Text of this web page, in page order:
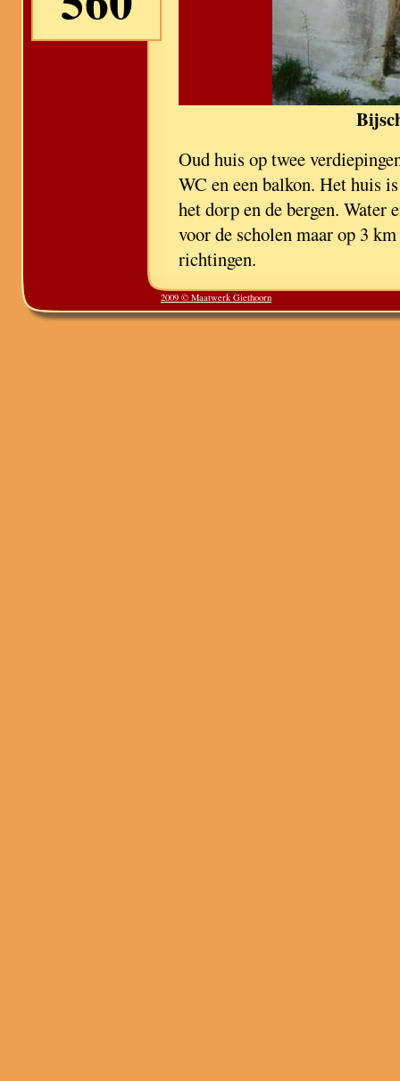
Oud huis op twee
WC en een balkon. Het huis
het dorp en de bergen. Water
voor de scholen maar op 3
richtingen.
2009 © Maatwerk Giethoorn